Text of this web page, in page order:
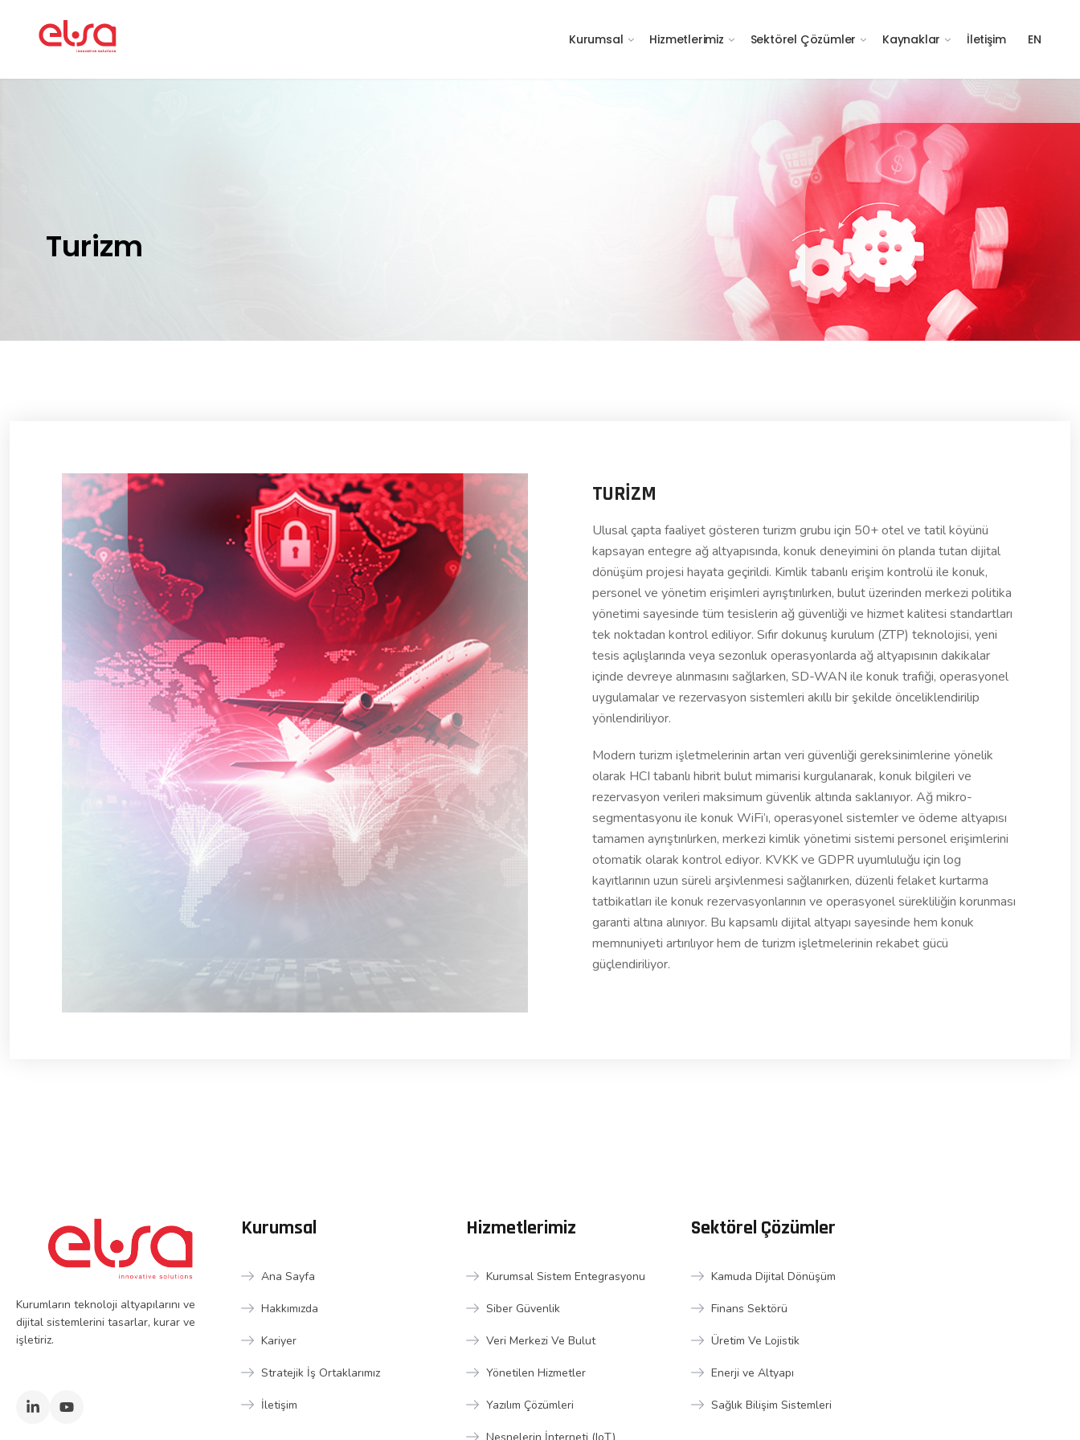
Kurumsal Hizmetlerimiz Sektörel Çözümler Kaynaklar İletişim EN
Turizm
TURİZM
Ulusal çapta faaliyet gösteren turizm grubu için 50+ otel ve tatil köyünü
kapsayan entegre ağ altyapısında, konuk deneyimini ön planda tutan dijital
dönüşüm projesi hayata geçirildi. Kimlik tabanlı erişim kontrolü ile konuk,
personel ve yönetim erişimleri ayrıştırılırken, bulut üzerinden merkezi politika
yönetimi sayesinde tüm tesislerin ağ güvenliği ve hizmet kalitesi standartları
tek noktadan kontrol ediliyor. Sıfır dokunuş kurulum (ZTP) teknolojisi, yeni
tesis açılışlarında veya sezonluk operasyonlarda ağ altyapısının dakikalar
içinde devreye alınmasını sağlarken, SD-WAN ile konuk trafiği, operasyonel
uygulamalar ve rezervasyon sistemleri akıllı bir şekilde önceliklendirilip
yönlendiriliyor.
Modern turizm işletmelerinin artan veri güvenliği gereksinimlerine yönelik
olarak HCI tabanlı hibrit bulut mimarisi kurgulanarak, konuk bilgileri ve
rezervasyon verileri maksimum güvenlik altında saklanıyor. Ağ mikro-
segmentasyonu ile konuk WiFi’ı, operasyonel sistemler ve ödeme altyapısı
tamamen ayrıştırılırken, merkezi kimlik yönetimi sistemi personel erişimlerini
otomatik olarak kontrol ediyor. KVKK ve GDPR uyumluluğu için log
kayıtlarının uzun süreli arşivlenmesi sağlanırken, düzenli felaket kurtarma
tatbikatları ile konuk rezervasyonlarının ve operasyonel sürekliliğin korunması
garanti altına alınıyor. Bu kapsamlı dijital altyapı sayesinde hem konuk
memnuniyeti artırılıyor hem de turizm işletmelerinin rekabet gücü
güçlendiriliyor.
Kurumların teknoloji altyapılarını ve
dijital sistemlerini tasarlar, kurar ve
işletiriz.
Kurumsal
Ana Sayfa
Hakkımızda
Kariyer
Stratejik İş Ortaklarımız
İletişim
Hizmetlerimiz
Kurumsal Sistem Entegrasyonu
Siber Güvenlik
Veri Merkezi Ve Bulut
Yönetilen Hizmetler
Yazılım Çözümleri
Nesnelerin İnterneti (IoT)
Sektörel Çözümler
Kamuda Dijital Dönüşüm
Finans Sektörü
Üretim Ve Lojistik
Enerji ve Altyapı
Sağlık Bilişim Sistemleri